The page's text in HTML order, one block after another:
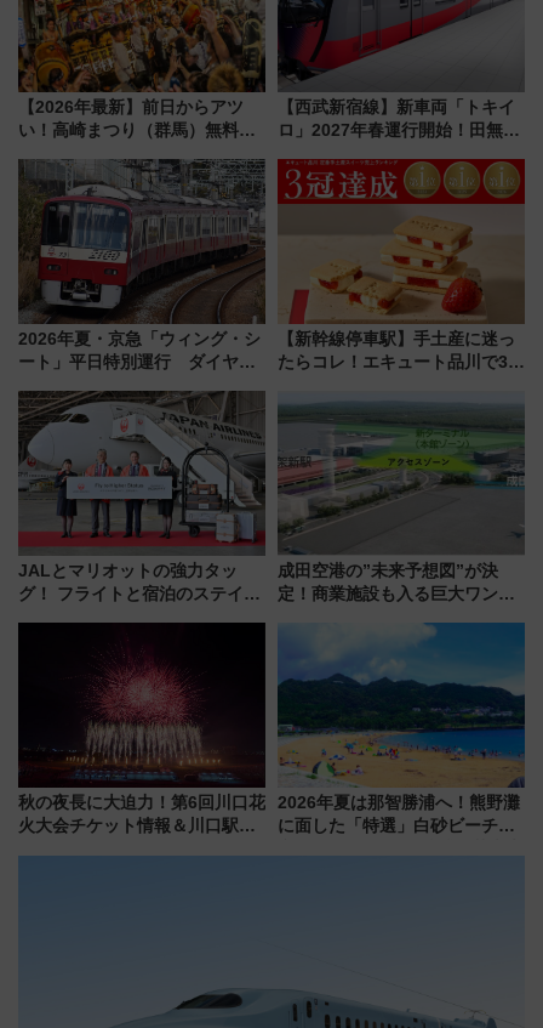
【2026年最新】前日からアツ
い！高崎まつり（群馬）無料観
しまで
【西武新宿線】新車両「トキイ
ロ」2027年春運行開始！田無・
「第2弾」も
2026年夏・京急「ウィング・シ
ート」平日特別運行 ダイヤ・
三浦海岸を堪能できるお出かけ
プランもご紹介
【新幹線停車駅】手土産に迷っ
たらコレ！エキュート品川で3年
産スイーツとは？
JALとマリオットの強力タッ
グ！ フライトと宿泊のステイタ
上級会員資格を効率よく獲得す
る方法を解説
成田空港の”未来予想図”が決
定！商業施設も入る巨大ワンタ
で新型特急が品川･羽田とを結
ぶ！ JR空港駅は2面3線化！
秋の夜長に大迫力！第6回川口花
火大会チケット情報＆川口駅か
2026年夏は那智勝浦へ！熊野灘
に面した「特選」白砂ビーチは